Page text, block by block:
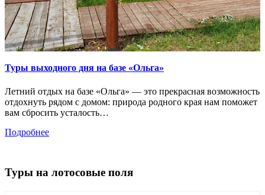
Туры выходного дня на базе «Ольга»
Летний отдых на базе «Ольга» — это прекрасная возможность
отдохнуть рядом с домом: природа родного края нам поможет
вам сбросить усталость…
Подробнее
Туры на лотосовые поля